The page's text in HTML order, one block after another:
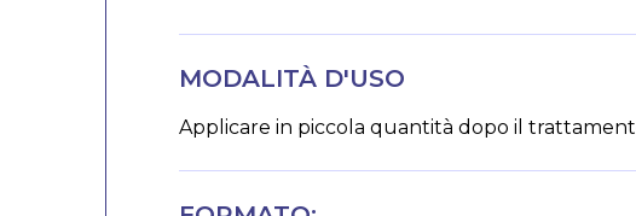
MODALITÀ D'USO
Applicare in piccola quantità dopo il